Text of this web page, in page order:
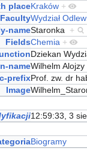
placeKraków +
FacultyWydział
nameStaronka +
FieldsChemia +
Dziekan
nameWilhelm
prefixProf. zw. dr
Image
12:59:33, 3
Biogramy